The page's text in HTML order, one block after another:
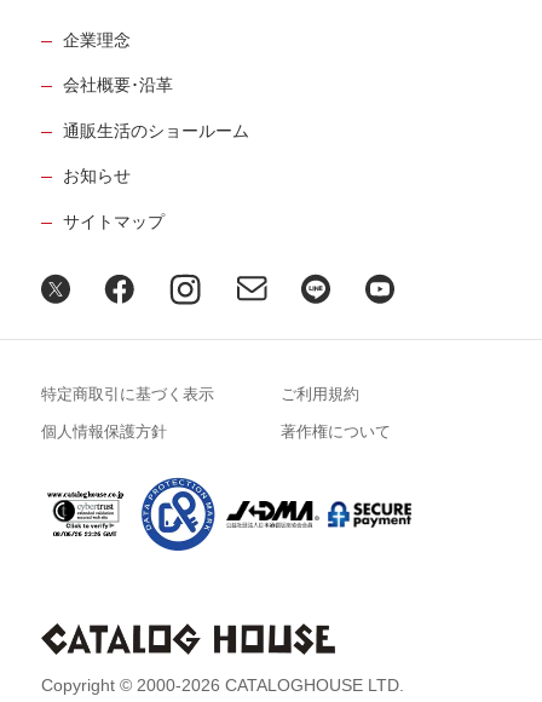
企業理念
会社概要･沿革
通販生活のショールーム
お知らせ
サイトマップ
Copyright © 2000-2026 CATALOGHOUSE LTD.
特定商取引に基づく表示 ご利用規約
個人情報保護方針 著作権について